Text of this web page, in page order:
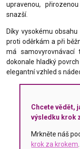
upravenou,
snazší.
Díky vysokému
proti oděrkám a při
má
dokonale hladký
elegantní vzhled s
Chcete vědět,
výsledku krok
Mrkněte náš
krok za krokem.